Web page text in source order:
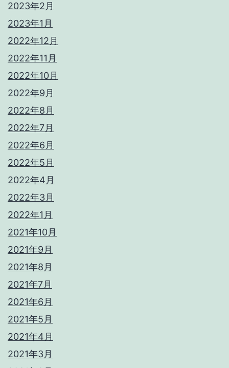
2023年2月
2023年1月
2022年12月
2022年11月
2022年10月
2022年9月
2022年8月
2022年7月
2022年6月
2022年5月
2022年4月
2022年3月
2022年1月
2021年10月
2021年9月
2021年8月
2021年7月
2021年6月
2021年5月
2021年4月
2021年3月